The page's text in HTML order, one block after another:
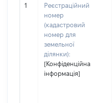
1
Реєстраційний
номер
(кадастровий
номер для
земельної
ділянки):
[Конфіденційна
інформація]